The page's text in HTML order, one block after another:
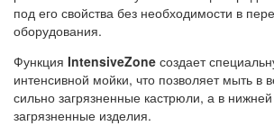
под его свойства без необходимости в
оборудования.
Функция IntensiveZone создает
интенсивной мойки, что позволяет мыть в
сильно загрязненные кастрюли, а в
загрязненные изделия.